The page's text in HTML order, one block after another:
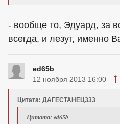
- вообще то, Эдуард, за
всегда, и лезут, именно
ed65b
12 ноября 2013 16:00
Цитата: ДАГЕСТАНЕЦ333
Цитата: ed65b